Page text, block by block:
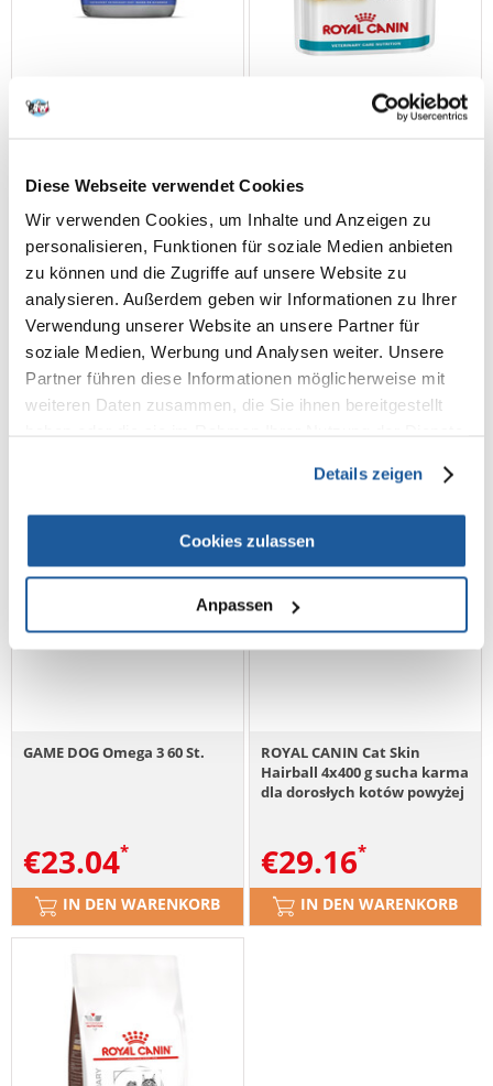
Diese Webseite verwendet Cookies
Wir verwenden Cookies, um Inhalte und Anzeigen zu
personalisieren, Funktionen für soziale Medien anbieten
zu können und die Zugriffe auf unsere Website zu
analysieren. Außerdem geben wir Informationen zu Ihrer
Verwendung unserer Website an unsere Partner für
soziale Medien, Werbung und Analysen weiter. Unsere
Partner führen diese Informationen möglicherweise mit
weiteren Daten zusammen, die Sie ihnen bereitgestellt
Details zeigen
Cookies zulassen
Anpassen
VET EXPERT Veterinary Diet
€33.37
(16.69 € / kg)
IN DEN WARENKORB
ROYAL CANIN Cat Skin &
€35.16
(17.24 € / kg)
IN DEN WARENKORB
GAME DOG Omega 3 60 St.
€23.04
IN DEN WARENKORB
ROYAL CANIN Cat Skin
Hairball 4x400 g sucha karma
dla dorosłych kotów powyżej
kul włosowych i/lub z
wrażliwą skórą
€29.16
IN DEN WARENKORB